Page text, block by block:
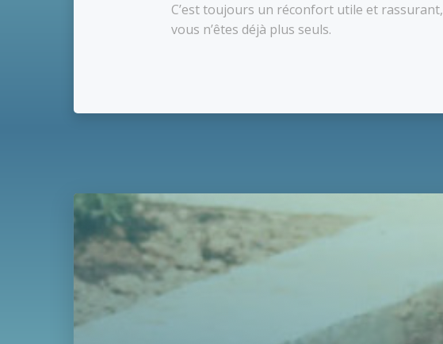
C’est toujours un réconfort utile et rassurant,
vous n’êtes déjà plus seuls.